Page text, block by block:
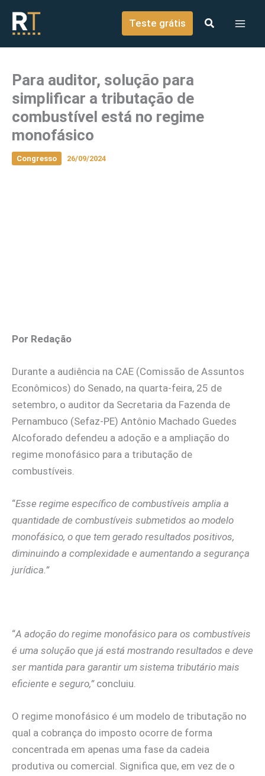
conteúdo
Teste grátis
Para auditor, solução para
simplificar a tributação de
combustível está no regime
monofásico
Congresso 26/09/2024
Por Redação
Durante a audiência na CAE (Comissão de Assuntos
Econômicos) do Senado, na quarta-feira, 25 de
setembro, o auditor da Secretaria da Fazenda de
Pernambuco (Sefaz-PE) Antônio Machado Guedes
Alcoforado defendeu a adoção e a ampliação do
regime monofásico para a tributação de
combustíveis.
“Esse regime específico de combustíveis amplia a
quantidade de combustíveis submetidos ao modelo
monofásico, o que tem gerado resultados positivos,
diminuindo a complexidade e aumentando a segurança
jurídica.”
“A adoção do regime monofásico para os combustíveis
é uma solução que já está mostrando resultados e deve
ser mantida para garantir um sistema tributário mais
eficiente e seguro,”concluiu.
O regime monofásico é um modelo de tributação no
qual a cobrança do imposto ocorre de forma
concentrada em apenas uma fase da cadeia
produtiva ou comercial. Significa que, em vez de o